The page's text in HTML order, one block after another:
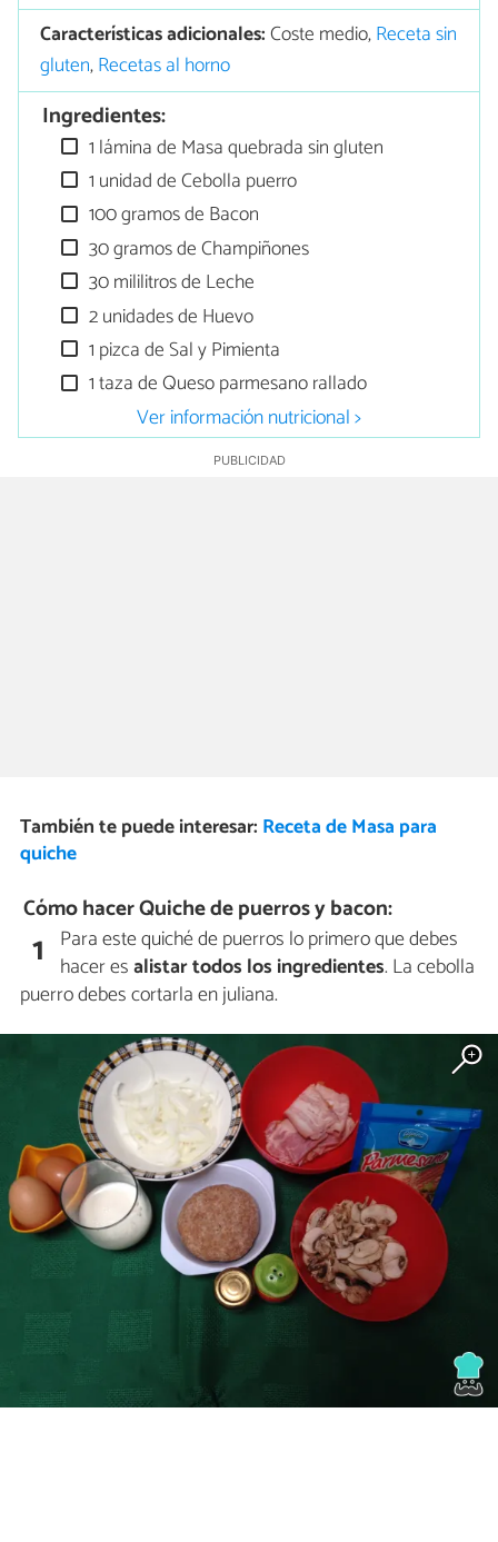
Características adicionales:Coste medio,Receta sin
gluten,Recetas al horno
Ingredientes:
1 lámina de Masa quebrada sin gluten
1 unidad de Cebolla puerro
100 gramos de Bacon
30 gramos de Champiñones
30 mililitros de Leche
2 unidades de Huevo
1 pizca de Sal y Pimienta
1 taza de Queso parmesano rallado
Ver información nutricional >
También te puede interesar: Receta de Masa para
quiche
Cómo hacer Quiche de puerros y bacon:
1 Para este quiché de puerros lo primero que debes
hacer esalistar todos los ingredientes. La cebolla
puerro debes cortarla en juliana.